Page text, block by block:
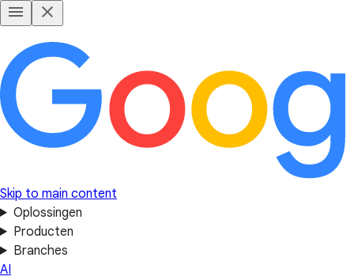
Skip to main content
Oplossingen
Producten
Branches
AI